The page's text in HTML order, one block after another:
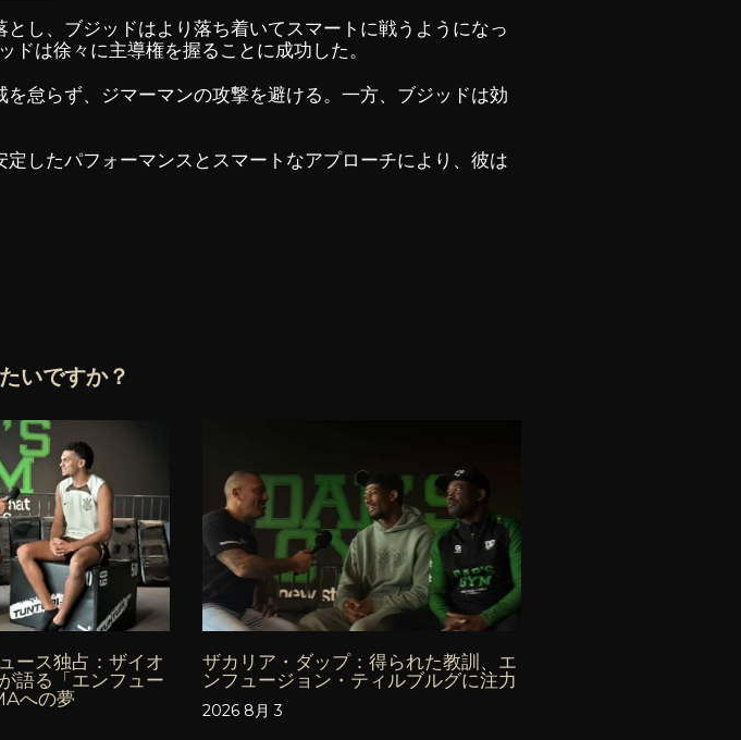
し、ブジッドはより落ち着いてスマートに戦うようになっ
は徐々に主導権を握ることに成功した。
怠らず、ジマーマンの攻撃を避ける。一方、ブジッドは効
したパフォーマンスとスマートなアプローチにより、彼は
いですか？
ース独占：ザイオ
語る「エンフュー
への夢
ザカリア・ダップ：得られた教訓、エ
ンフュージョン・ティルブルグに注力
2026 8月 3